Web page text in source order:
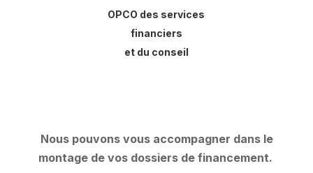
OPCO des services
financiers
et du conseil
Nous pouvons vous accompagner dans le
montage de vos dossiers de financement.